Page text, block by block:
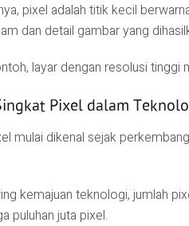
pixel adalah titik kecil
dan detail gambar yang
layar dengan resolusi tinggi
Pixel dalam
mulai dikenal sejak
kemajuan teknologi, jumlah
puluhan juta pixel.